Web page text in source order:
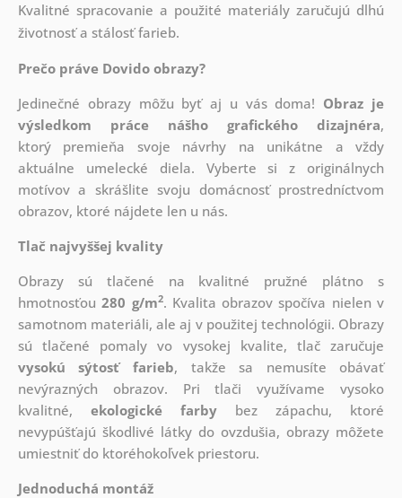
Kvalitné spracovanie a použité materiály zaručujú dlhú
životnosť a stálosť farieb.
Prečo práve Dovido obrazy?
Jedinečné obrazy môžu byť aj u vás doma! Obraz je
výsledkom práce nášho grafického dizajnéra,
ktorý premieňa svoje návrhy na unikátne a vždy
aktuálne umelecké diela. Vyberte si z originálnych
motívov a skrášlite svoju domácnosť prostredníctvom
obrazov, ktoré nájdete len u nás.
Tlač najvyššej kvality
Obrazy sú tlačené na kvalitné pružné plátno s
hmotnosťou280 g/m2. Kvalita obrazov spočíva nielen v
samotnom materiáli, ale aj v použitej technológii. Obrazy
sú tlačené pomaly vo vysokej kvalite, tlač zaručuje
vysokú sýtosť farieb, takže sa nemusíte obávať
nevýrazných obrazov. Pri tlači využívame vysoko
kvalitné, ekologické farby bez zápachu, ktoré
nevypúšťajú škodlivé látky do ovzdušia, obrazy môžete
umiestniť do ktoréhokoľvek priestoru.
Jednoduchá montáž